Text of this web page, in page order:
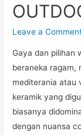
Leave a
Gaya dan pilihan
beraneka ragam,
mediterania atau
keramik yang
biasanya
dengan nuansa